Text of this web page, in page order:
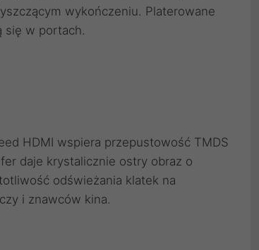
wykończeniu. Platerowane
się w portach.
HDMI wspiera przepustowość TMDS
daje krystalicznie ostry obraz o
odświeżania klatek na
i znawców kina.